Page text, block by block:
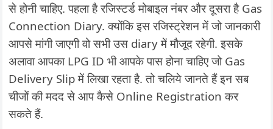
से होनी चाहिए. पहला है रजिस्टर्ड मोबाइल नंबर और दूसरा है Gas
Connection Diary. क्योंकि इस रजिस्ट्रेशन में जो जानकारी
आपसे मांगी जाएगी वो सभी उस diary में मौजूद रहेगी. इसके
अलावा आपका LPG ID भी आपके पास होना चाहिए जो Gas
Delivery Slip में लिखा रहता है. तो चलिये जानते हैं इन सब
चीजों की मदद से आप कैसे Online Registration कर
सकते हैं.